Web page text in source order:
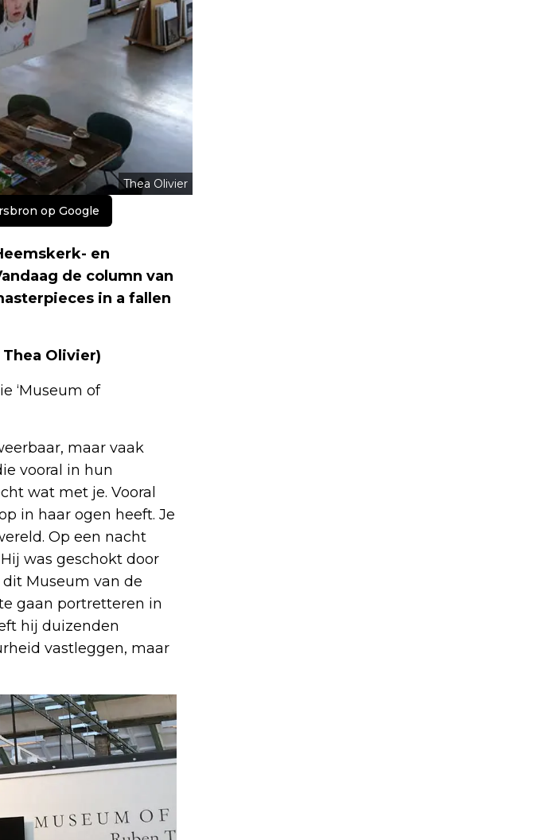
Thea Olivier
op Google
en
de column van
in a fallen
Thea Olivier)
‘Museum of
maar vaak
vooral in hun
wat met je. Vooral
in haar ogen heeft. Je
Op een nacht
was geschokt door
Museum van de
gaan portretteren in
hij duizenden
vastleggen, maar